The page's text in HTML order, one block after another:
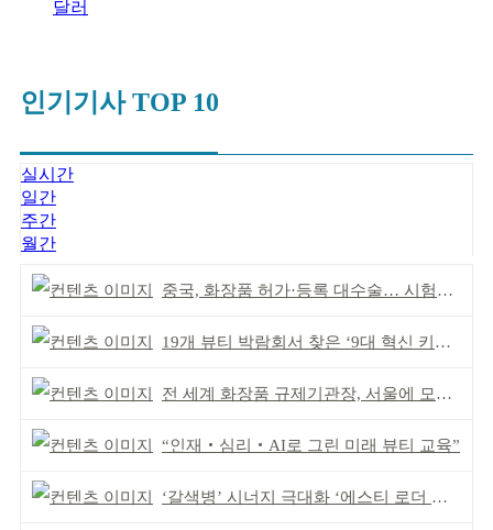
달러
인기기사 TOP 10
실시간
일간
주간
월간
중국, 화장품 허가·등록 대수술… 시험자료 공용 허용
19개 뷰티 박람회서 찾은 ‘9대 혁신 키워드’
전 세계 화장품 규제기관장, 서울에 모인다
“인재‧심리‧AI로 그린 미래 뷰티 교육”
‘갈색병’ 시너지 극대화 ‘에스티 로더 스킨부스터’ 출시